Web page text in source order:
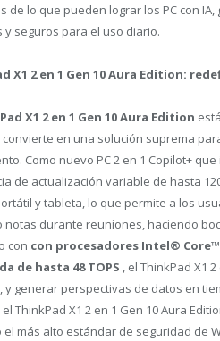
de lo que pueden lograr los PC con
y seguros para el uso diario.
X1 2 en 1 Gen 10 Aura Edition:
X1 2 en 1 Gen 10 Aura Edition
convierte en una solución suprema
Como nuevo PC 2 en 1 Copilot+
de actualización variable de hasta
y tableta, lo que permite a los
notas durante reuniones, haciendo
con con procesadores Intel®
de hasta 48 TOPS , el ThinkPad X1
y generar perspectivas de datos en
el ThinkPad X1 2 en 1 Gen 10 Aura
el más alto estándar de seguridad de